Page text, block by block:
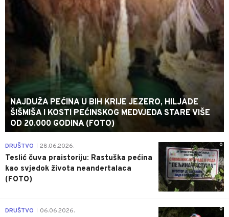
NAJDUŽA PEĆINA U BIH KRIJE JEZERO, HILJADE
ŠIŠMIŠA I KOSTI PEĆINSKOG MEDVJEDA STARE VIŠE
OD 20.000 GODINA (FOTO)
0
DRUŠTVO 28.06.2026.
Teslić čuva praistoriju: Rastuška pećina
kao svjedok života neandertalaca
(FOTO)
0
DRUŠTVO 06.06.2026.